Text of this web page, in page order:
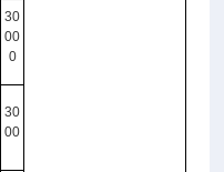
30
00
0
30
00